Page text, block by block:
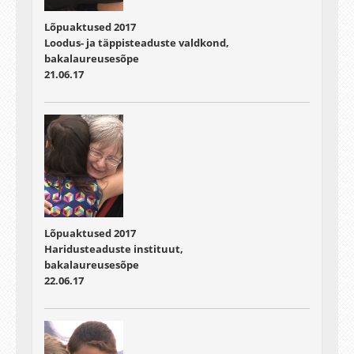
infokorraldus
-- Katrin Kraani-Klaassen
kultuurikorraldus
+ Kristi Erkmann
-- Jana Reidla
Kirsten Simmo
maalikunst
+ Siiri Jüris
kunsti, käsitöö ja kodunduse õpetaja
+ Maarja Tamjärv
Astri Kaljus
muusika ja filmikunsti helitehnoloogiad
EMTA ühisõppekava)
Lõpuaktused 2017
Loodus- ja täppisteaduste valdkond,
bakalaureusesõpe
21.06.17
Lõpuaktused 2017
Haridusteaduste instituut,
bakalaureusesõpe
22.06.17